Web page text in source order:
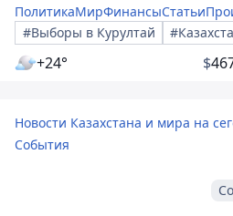
ПолитикаМирФинансыСтатьи
#Выборы в Курултай
+24° $
Новости Казахстана и мира на
События